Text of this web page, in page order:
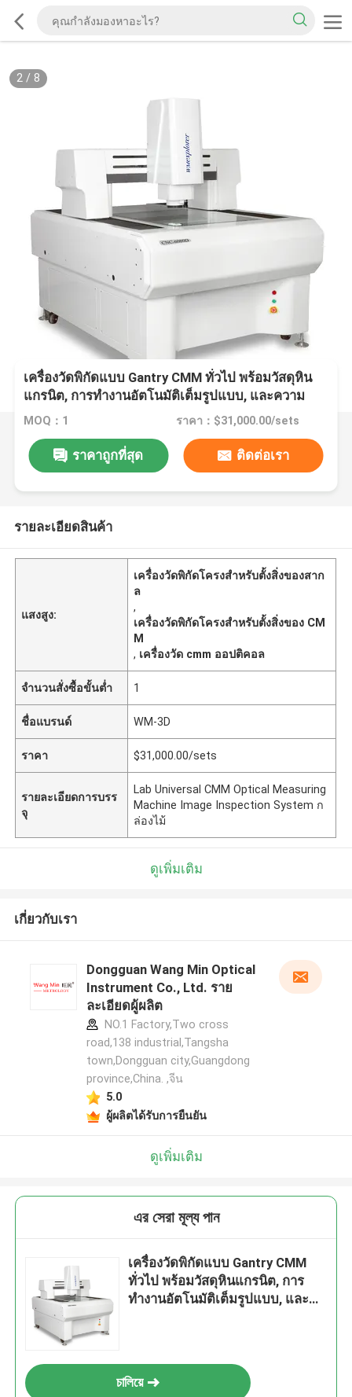
2/ 8
เครื่องวัดพิกัดแบบ Gantry CMM ทั่วไป พร้อมวัสดุหิน
แกรนิต, การทำงานอัตโนมัติเต็มรูปแบบ, และความ
แม่นยำสูง 3+L/200μm
MOQ：1 ราคา：$31,000.00/sets
ราคาถูกที่สุด ติดต่อเรา
รายละเอียดสินค้า
แสงสูง:
เครื่องวัดพิกัดโครงสำหรับตั้งสิ่งของสาก
ล
,
เครื่องวัดพิกัดโครงสำหรับตั้งสิ่งของ CM
M
, เครื่องวัด cmm ออปติคอล
จำนวนสั่งซื้อขั้นต่ำ 1
ชื่อแบรนด์ WM-3D
ราคา $31,000.00/sets
รายละเอียดการบรร
จุ
Lab Universal CMM Optical Measuring
Machine Image Inspection System ก
ล่องไม้
ดูเพิ่มเติม
เกี่ยวกับเรา
Dongguan Wang Min Optical
Instrument Co., Ltd. ราย
ละเอียดผู้ผลิต
NO.1 Factory,Two cross
road,138 industrial,Tangsha
town,Dongguan city,Guangdong
province,China. ,จีน
5.0
ผู้ผลิตได้รับการยืนยัน
ดูเพิ่มเติม
এর সেরা মূল্য পান
เครื่องวัดพิกัดแบบ Gantry CMM
ทั่วไป พร้อมวัสดุหินแกรนิต, การ
ทำงานอัตโนมัติเต็มรูปแบบ, และ
চালিয়ে